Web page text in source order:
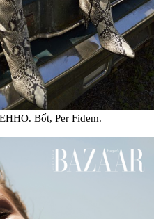
Bốt, Per Fidem.